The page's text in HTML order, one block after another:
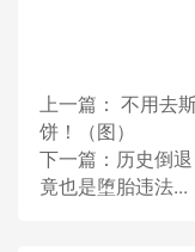
上一篇： 不用去
饼！（图）
下一篇： 历史倒
竟也是堕胎违法...